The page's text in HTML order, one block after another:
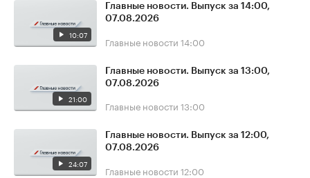
10:07
Главные новости. Выпуск за 14:00,
07.08.2026
Главные новости 14:00
21:00
Главные новости. Выпуск за 13:00,
07.08.2026
Главные новости 13:00
24:07
Главные новости. Выпуск за 12:00,
07.08.2026
Главные новости 12:00